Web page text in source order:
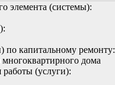
элемента (системы):
по капитальному ремонту:
дома
(услуги):